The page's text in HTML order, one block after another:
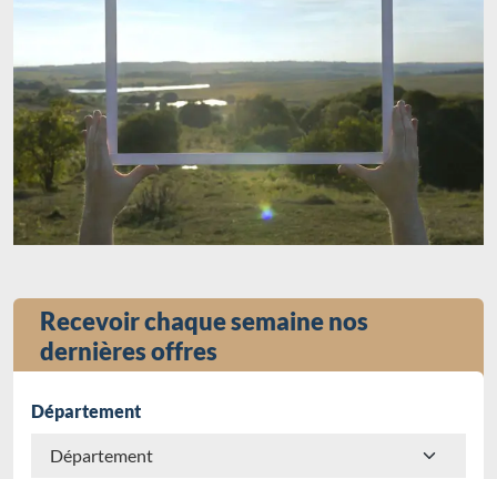
Recevoir chaque semaine nos
dernières offres
Département